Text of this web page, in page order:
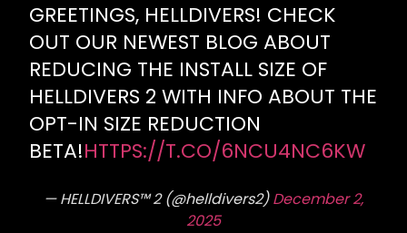
GREETINGS, HELLDIVERS! CHECK
OUT OUR NEWEST BLOG ABOUT
REDUCING THE INSTALL SIZE OF
HELLDIVERS 2 WITH INFO ABOUT THE
OPT-IN SIZE REDUCTION
BETA!HTTPS://T.CO/6NCU4NC6KW
— HELLDIVERS™ 2 (@helldivers2)December 2,
2025